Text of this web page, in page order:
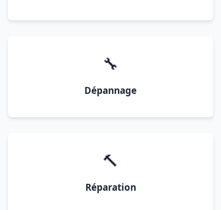
🔧
Dépannage
🔨
Réparation